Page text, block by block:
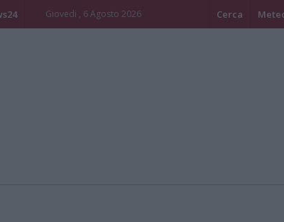
Giovedi , 6 Agosto 2026 Cerca